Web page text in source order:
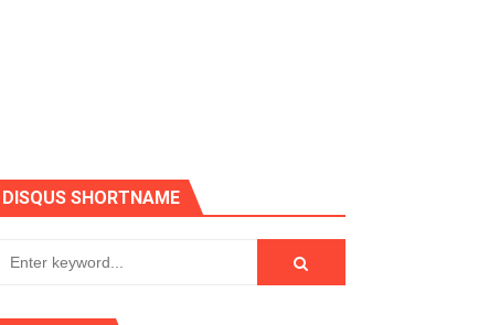
அழைக்கின்றோம்.
DISQUS SHORTNAME